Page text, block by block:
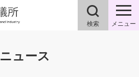
検索 メニュー
ニュース